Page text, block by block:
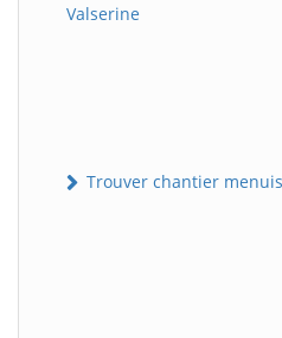
Valserine
Trouver chantier